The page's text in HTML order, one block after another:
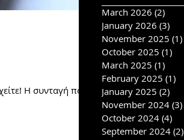
Η συνταγή που
March 2026 (2)
January 2026 (3)
November 2025 (1)
October 2025 (1)
March 2025 (1)
February 2025 (1)
January 2025 (2)
November 2024 (3)
October 2024 (4)
September 2024 (2)